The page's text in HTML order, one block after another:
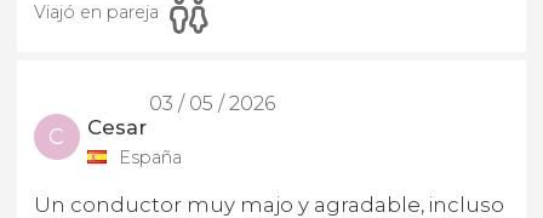
Viajó en pareja
03 / 05 / 2026
C Cesar
España
Un conductor muy majo y agradable, incluso